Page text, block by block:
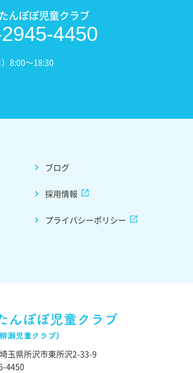
んぽぽ児童クラブ
4450
8:00〜18:30
ブログ
採用情報
プライバシーポリシー
埼玉県所沢市東所沢2-33-9
4450